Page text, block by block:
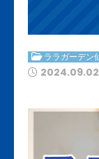
ララガーデン
2024.09.02